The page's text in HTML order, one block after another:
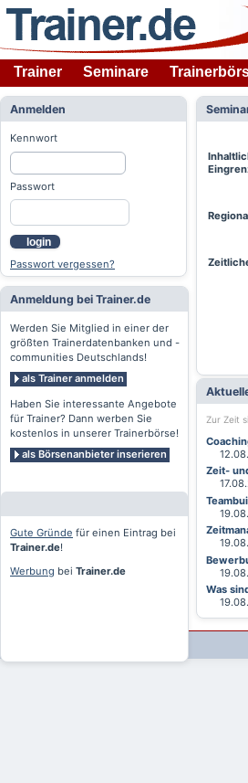
Trainer Seminare
Anmelden
Kennwort
Passwort
login
Passwort vergessen?
Anmeldung bei Trainer.de
Werden Sie Mitglied in einer der
größten Trainerdatenbanken und -
communities Deutschlands!
als Trainer anmelden
Haben Sie interessante Angebote
für Trainer? Dann werben Sie
kostenlos in unserer Trainerbörse!
als Börsenanbieter inserieren
Gute Gründe für einen Eintrag bei
Trainer.de!
Werbung bei Trainer.de
Zur Zeit
Zeit-
Was